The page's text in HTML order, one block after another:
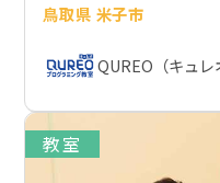
鳥取県 米子市
QUREO（キュ
教室